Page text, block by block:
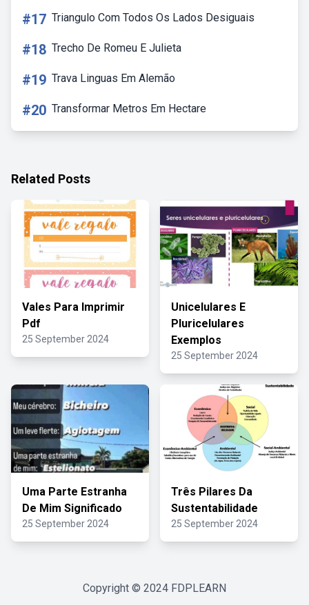
#17 Triangulo Com Todos Os Lados Desiguais
#18 Trecho De Romeu E Julieta
#19 Trava Linguas Em Alemão
#20 Transformar Metros Em Hectare
Related Posts
Vales Para Imprimir
Pdf
25 September 2024
Unicelulares E
Pluricelulares
Exemplos
25 September 2024
Uma Parte Estranha
De Mim Significado
25 September 2024
Três Pilares Da
Sustentabilidade
25 September 2024
Copyright © 2024 FDPLEARN